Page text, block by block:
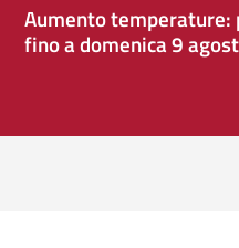
Aumento temperature:
fino a domenica 9